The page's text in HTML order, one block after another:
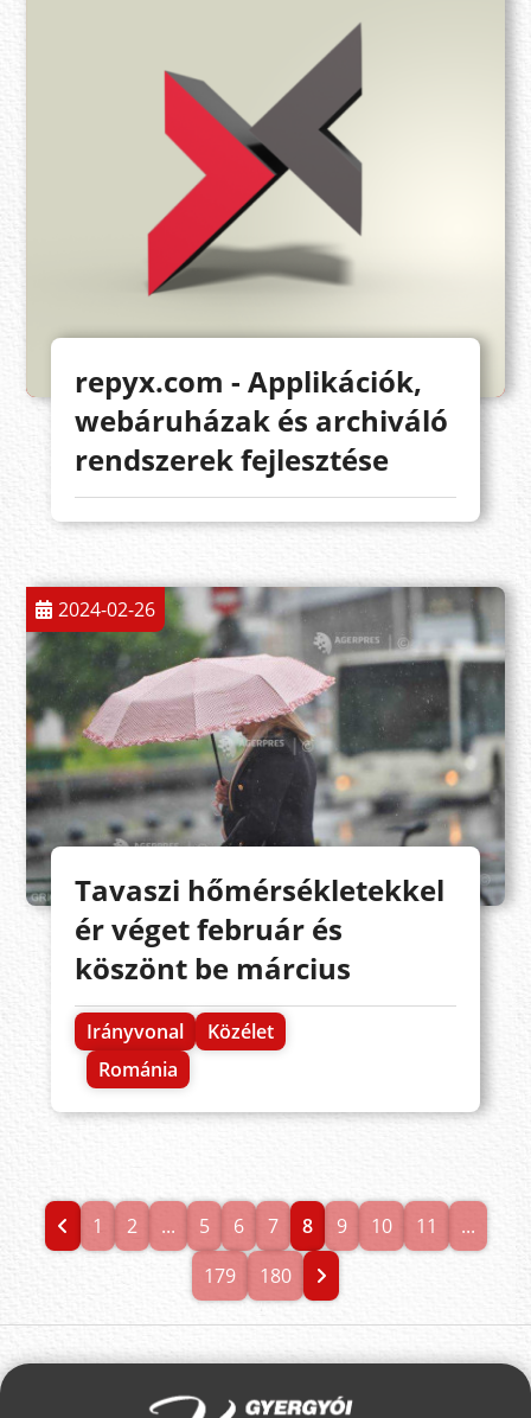
repyx.com - Applikációk,
webáruházak és archiváló
rendszerek fejlesztése
2024-02-26
Tavaszi hőmérsékletekkel
ér véget február és
köszönt be március
Irányvonal
Közélet
Románia
1 2 ... 5 6 7 8 9 10 11
...
179
180